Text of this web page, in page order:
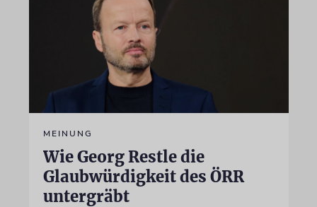
MEINUNG
Wie Georg Restle die
Glaubwürdigkeit des ÖRR
untergräbt